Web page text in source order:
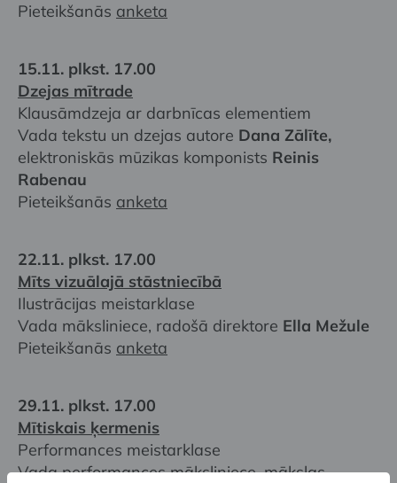
Pieteikšanās anketa
15.11. plkst. 17.00
Dzejas mītrade
Klausāmdzeja ar darbnīcas elementiem
Vada tekstu un dzejas autore Dana Zālīte,
elektroniskās mūzikas komponists Reinis
Rabenau
Pieteikšanās anketa
22.11. plkst. 17.00
Mīts vizuālajā stāstniecībā
Ilustrācijas meistarklase
Vada māksliniece, radošā direktore Ella Mežule
Pieteikšanās anketa
29.11. plkst. 17.00
Mītiskais ķermenis
Performances meistarklase
Vada performances māksliniece, mākslas